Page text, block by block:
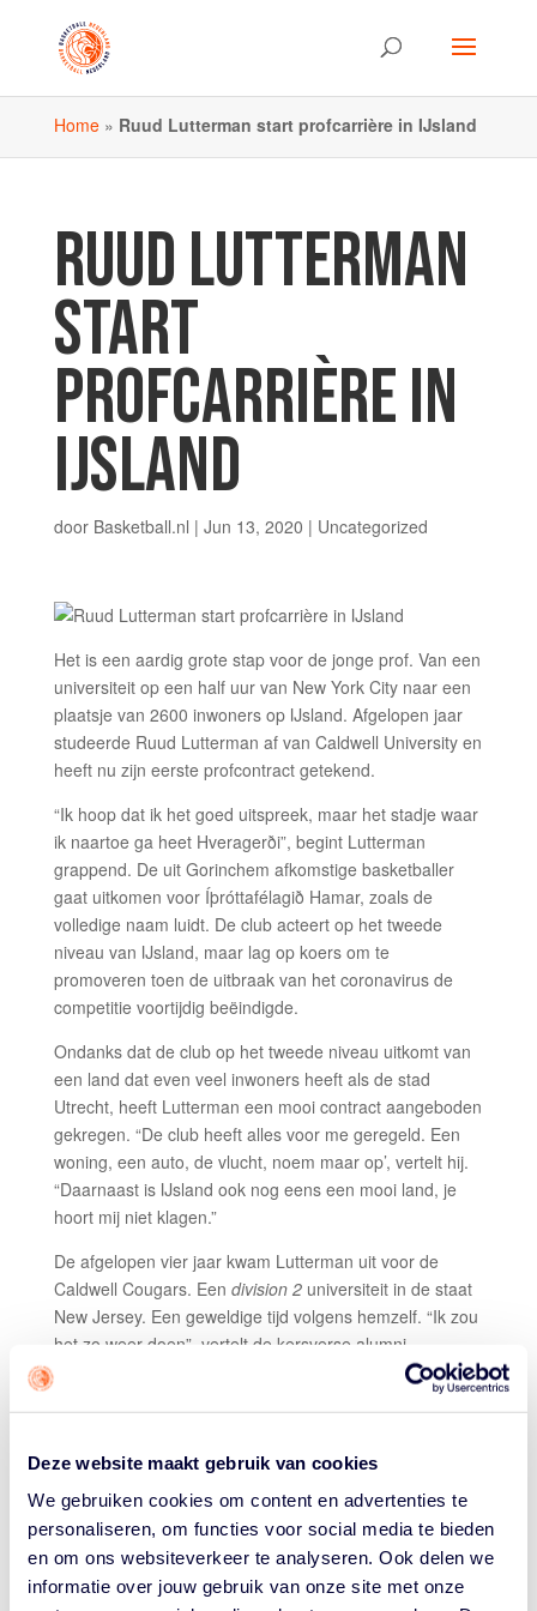
Deze website maakt gebruik van cookies
We gebruiken cookies om content en advertenties te
personaliseren, om functies voor social media te bieden
en om ons websiteverkeer te analyseren. Ook delen we
informatie over jouw gebruik van onze site met onze
Home» Ruud Lutterman start profcarrière in IJsland
RUUD LUTTERMAN
START
PROFCARRIÈRE IN
IJSLAND
door Basketball.nl | Jun 13, 2020 | Uncategorized
Het is een aardig grote stap voor de jonge prof. Van een
universiteit op een half uur van New York City naar een
plaatsje van 2600 inwoners op IJsland. Afgelopen jaar
studeerde Ruud Lutterman af van Caldwell University en
heeft nu zijn eerste profcontract getekend.
“Ik hoop dat ik het goed uitspreek, maar het stadje waar
ik naartoe ga heet Hveragerði”, begint Lutterman
grappend. De uit Gorinchem afkomstige basketballer
gaat uitkomen voor Íþróttafélagið Hamar, zoals de
volledige naam luidt. De club acteert op het tweede
niveau van IJsland, maar lag op koers om te
promoveren toen de uitbraak van het coronavirus de
competitie voortijdig beëindigde.
Ondanks dat de club op het tweede niveau uitkomt van
een land dat even veel inwoners heeft als de stad
Utrecht, heeft Lutterman een mooi contract aangeboden
gekregen. “De club heeft alles voor me geregeld. Een
woning, een auto, de vlucht, noem maar op’, vertelt hij.
“Daarnaast is IJsland ook nog eens een mooi land, je
hoort mij niet klagen.”
De afgelopen vier jaar kwam Lutterman uit voor de
Caldwell Cougars. Een division 2universiteit in de staat
New Jersey. Een geweldige tijd volgens hemzelf. “Ik zou
het zo weer doen”, vertelt de kersverse alumni
enthousiast. “Je woont in principe met je hele school en
de beleving van het basketball is er ongekend. Ik heb er
Als kers op de taart van zijn collegecarrière bereikte hij
de Cougars.
Het laatste half jaar volgde hij colleges vanuit zijn
ouderlijk huis in Nederland. Ook de officiële